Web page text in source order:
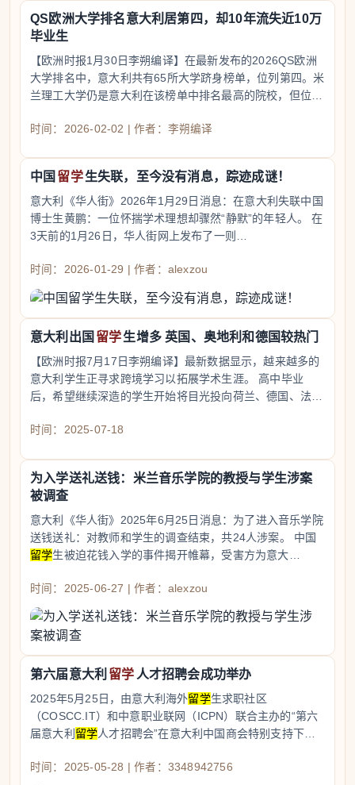
QS欧洲大学排名意大利居第四，却10年流失近10万
毕业生
【欧洲时报1月30日李朔编译】在最新发布的2026QS欧洲
大学排名中，意大利共有65所大学跻身榜单，位列第四。米
兰理工大学仍是意大利在该榜单中排名最高的院校，但位次
位降至第59位。根
时间：2026-02-02 | 作者：李朔编译
中国 留学生失联，至今没有消息，踪迹成谜！
意大利《华人街》2026年1月29日消息：在意大利失联中国
博士生黄鹏：一位怀揣学术理想却骤然“静默”的年轻人。 在
3天前的1月26日，华人街网上发布了一则…
时间：2026-01-29 | 作者：alexzou
意大利出国 留学生增多 英国、奥地利和德国较热门
【欧洲时报7月17日李朔编译】最新数据显示，越来越多的
意大利学生正寻求跨境学习以拓展学术生涯。 高中毕业
后，希望继续深造的学生开始将目光投向荷兰、德国、法
时间：2025-07-18
为入学送礼送钱：米兰音乐学院的教授与学生涉案
被调查
意大利《华人街》2025年6月25日消息：为了进入音乐学院
送钱送礼：对教师和学生的调查结束，共24人涉案。 中国
留学生被迫花钱入学的事件揭开帷幕，受害方为意大…
时间：2025-06-27 | 作者：alexzou
第六届意大利 留学 人才招聘会成功举办
2025年5月25日，由意大利海外留学生求职社区
（COSCC.IT）和中意职业联网（ICPN）联合主办的“第六
届意大利 留学人才招聘会”在意大利中国商会特别支持下…
时间：2025-05-28 | 作者：3348942756